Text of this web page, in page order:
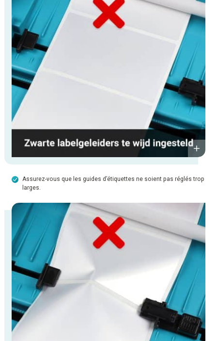
Assurez-vous que les guides d’étiquettes ne soient pas réglés trop
larges.